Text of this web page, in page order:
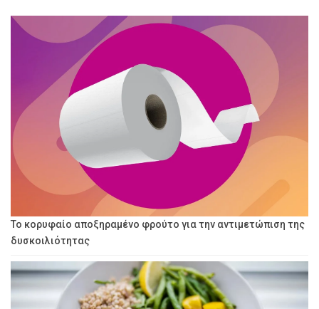
Το κορυφαίο αποξηραμένο φρούτο για την αντιμετώπιση της
δυσκοιλιότητας